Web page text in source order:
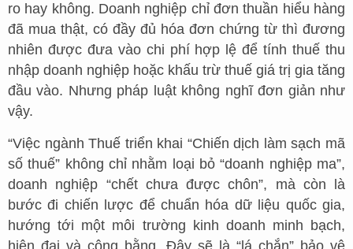
ro hay không. Doanh nghiệp chỉ đơn thuần hiểu hàng
đã mua thật, có đầy đủ hóa đơn chứng từ thì đương
nhiên được đưa vào chi phí hợp lệ để tính thuế thu
nhập doanh nghiệp hoặc khấu trừ thuế giá trị gia tăng
đầu vào. Nhưng pháp luật không nghĩ đơn giản như
vậy.
“Việc ngành Thuế triển khai “Chiến dịch làm sạch mã
số thuế” không chỉ nhằm loại bỏ “doanh nghiệp ma”,
doanh nghiệp “chết chưa được chôn”, mà còn là
bước đi chiến lược để chuẩn hóa dữ liệu quốc gia,
hướng tới một môi trường kinh doanh minh bạch,
hiện đại và công bằng. Đây sẽ là “lá chắn” bảo vệ